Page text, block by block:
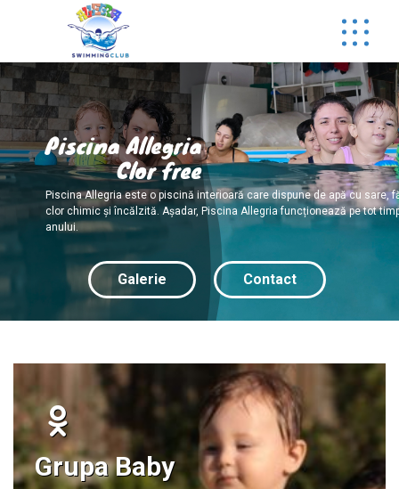
Piscina Allegria
Clor free
Piscina Allegria este o piscină interioară care dispune de apă cu sare,
clor chimic și încălzită. Așadar, Piscina Allegria funcționează pe tot
anului.
Galerie Contact
Grupa Baby